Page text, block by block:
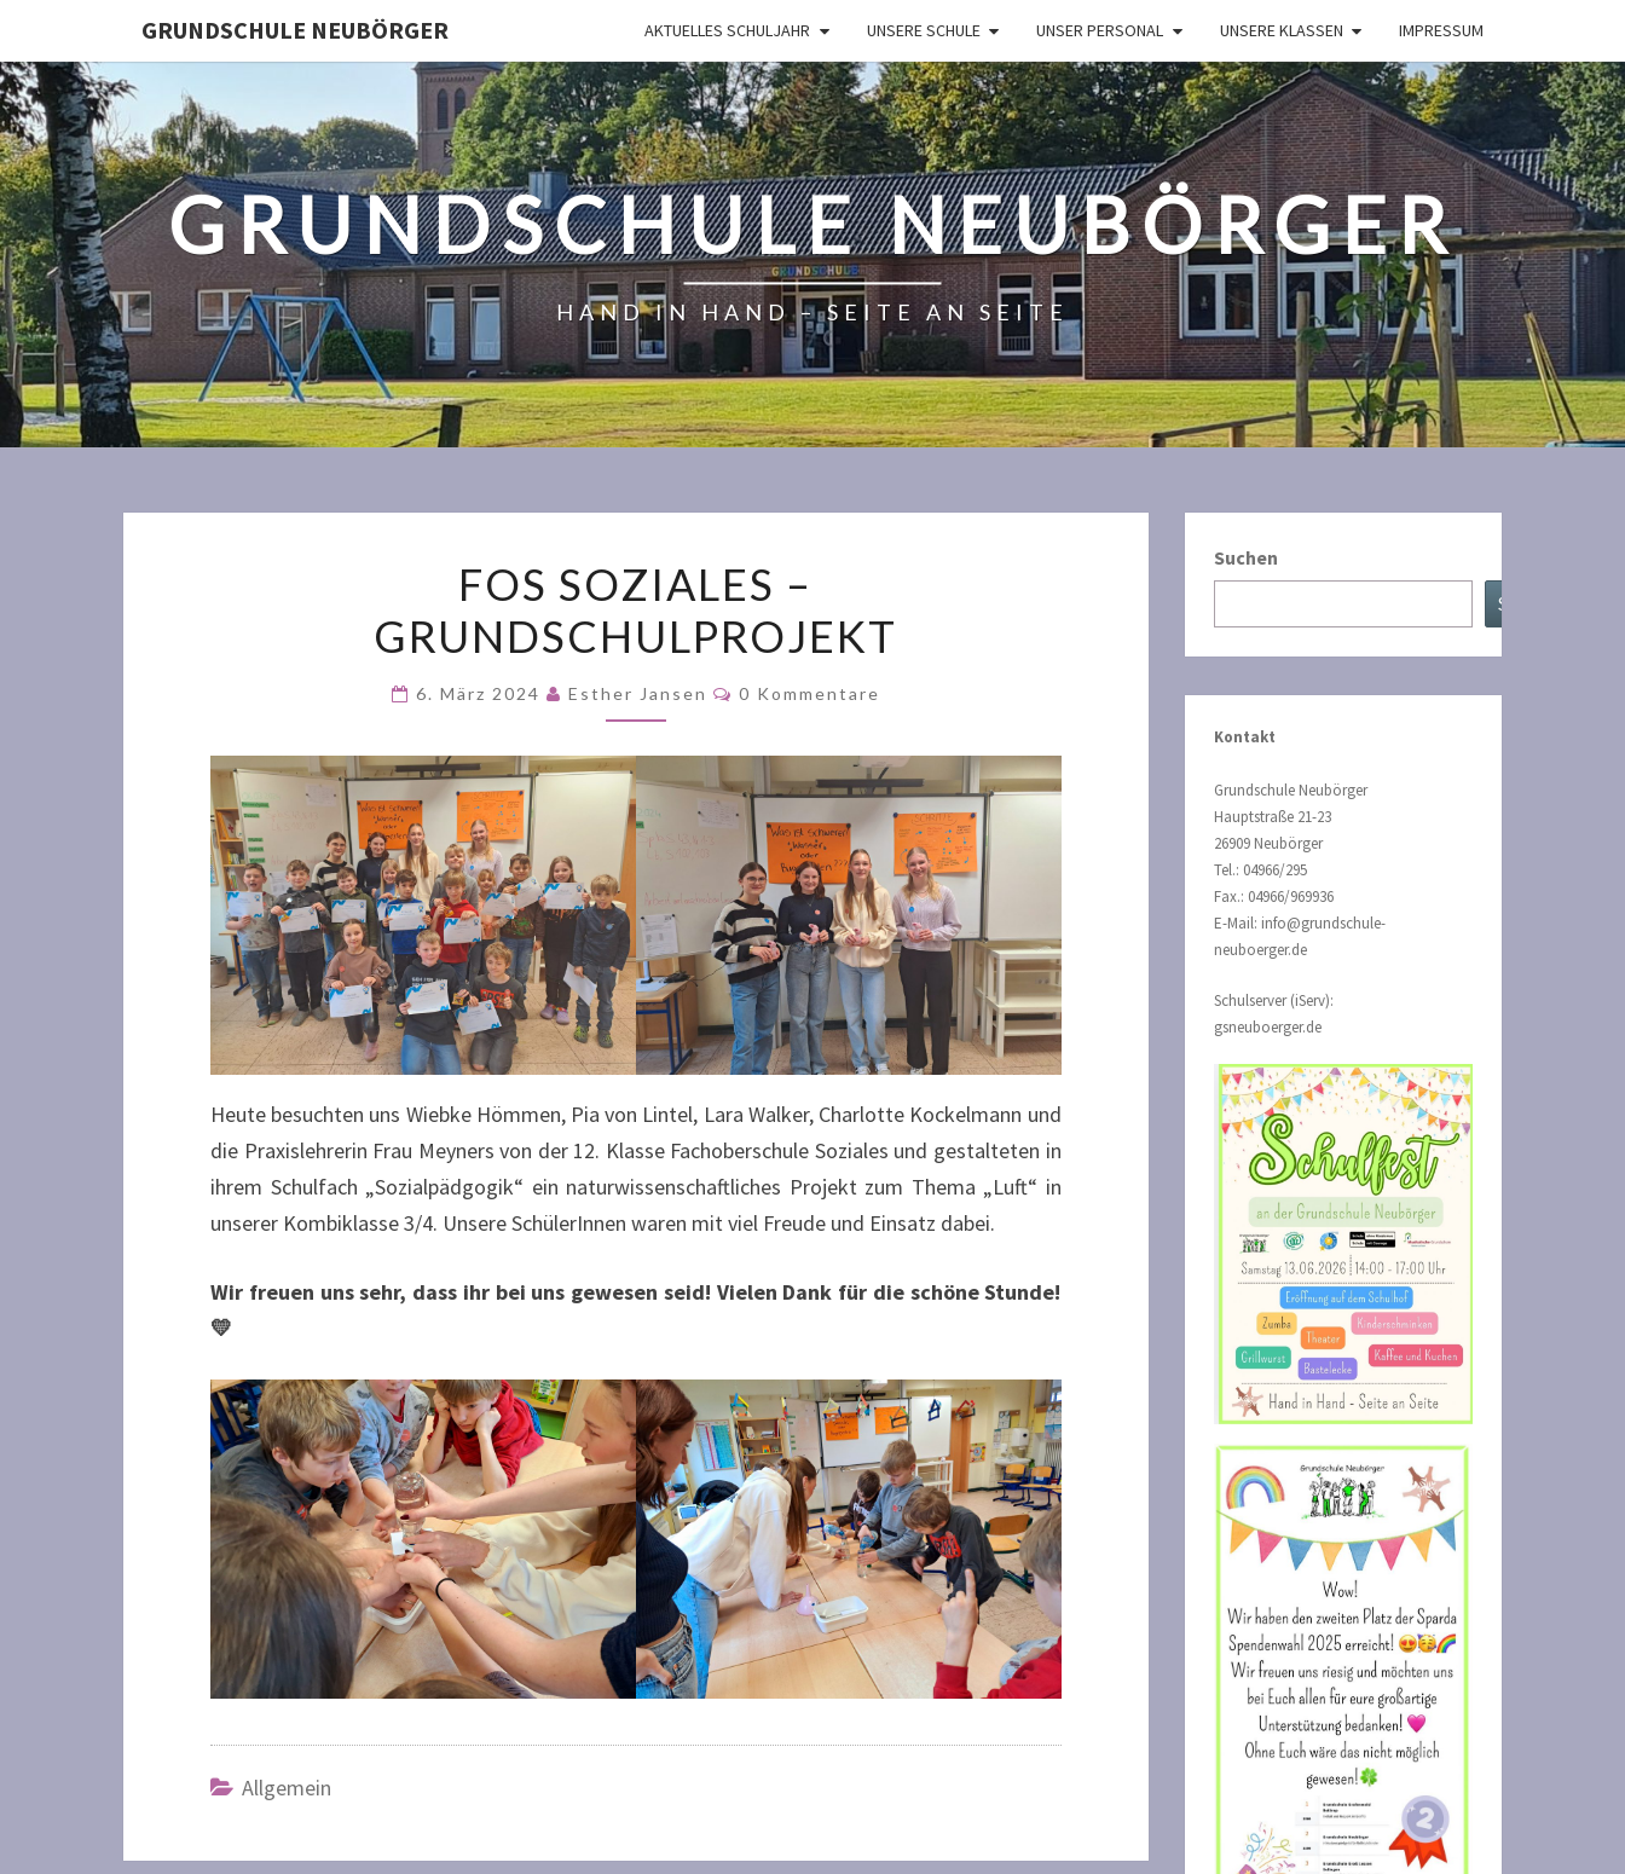
GRUNDSCHULE NEUBÖRGER AKTUELLES SCHULJAHR UNSERE SCHULE UNSER PERSONAL UNSERE KLASSEN IMPRESSUM
GRUNDSCHULE NEUBÖRGER
HAND IN HAND – SEITE AN SEITE
SOZIALES
–
GRUNDSCHULPROJEKT
FOS SOZIALES –
GRUNDSCHULPROJEKT
6. März 2024 Esther Jansen Kommentare
0 Kommentare
Heute besuchten uns Wiebke Hömmen, Pia von Lintel, Lara Walker, Charlotte Kockelmann und
die Praxislehrerin Frau Meyners von der 12. Klasse Fachoberschule Soziales und gestalteten in
ihrem Schulfach „Sozialpädgogik“ ein naturwissenschaftliches Projekt zum Thema „Luft“ in
unserer Kombiklasse 3/4. Unsere SchülerInnen waren mit viel Freude und Einsatz dabei.
Wir freuen uns sehr, dass ihr bei uns gewesen seid! Vielen Dank für die schöne Stunde!
💛
Allgemein
Suchen
Suchen
Kontakt
Grundschule Neubörger
Hauptstraße 21-23
26909 Neubörger
Tel.: 04966/295
Fax.: 04966/969936
E-Mail: info@grundschule-
neuboerger.de
Schulserver (iServ):
gsneuboerger.de